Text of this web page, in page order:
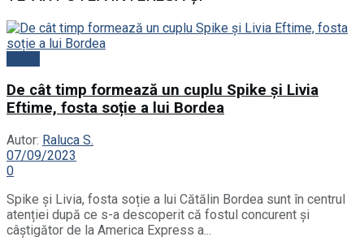
De cât timp formează un cuplu Spike și Livia
Eftime, fosta soție a lui Bordea
Autor: Raluca S.
07/09/2023
0
Spike și Livia, fosta soție a lui Cătălin Bordea sunt în centrul
atenției după ce s-a descoperit că fostul concurent și
câștigător de la America Express a...